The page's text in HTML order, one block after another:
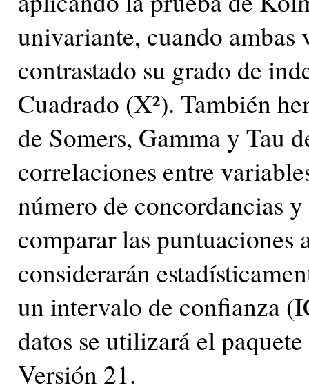
univariante, cuando ambas
contrastado su grado de
Cuadrado (X²). También
de Somers, Gamma y Tau
correlaciones entre
número de concordancias
comparar las puntuaciones
considerarán
un intervalo de confianza
datos se utilizará el
Versión 21.